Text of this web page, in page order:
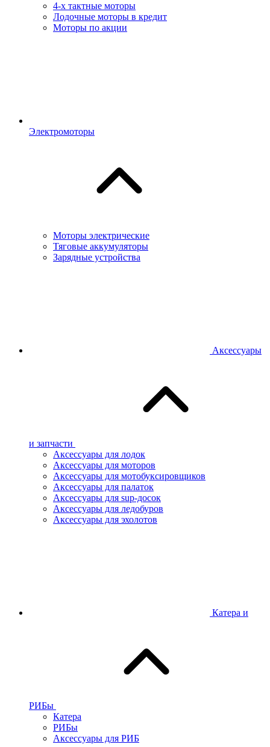
4-х тактные моторы
Лодочные моторы в кредит
Моторы по акции
Электромоторы
Моторы электрические
Тяговые аккумуляторы
Зарядные устройства
Аксессуары
и запчасти
Аксессуары для лодок
Аксессуары для моторов
Аксессуары для мотобуксировщиков
Аксессуары для палаток
Аксессуары для sup-досок
Аксессуары для ледобуров
Аксессуары для эхолотов
Катера и
РИБы
Катера
РИБы
Аксессуары для РИБ